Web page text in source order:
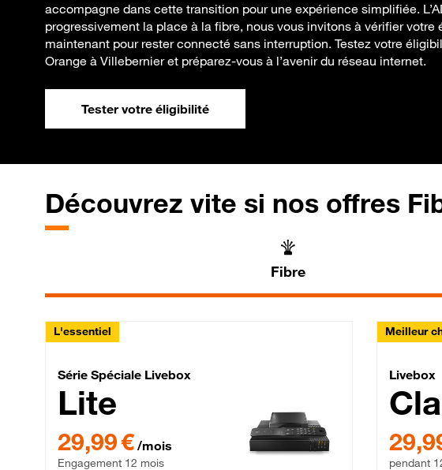
accompagne dans cette transition pour une expérience simplifiée.
progressivement la place à la fibre, nous vous invitons à vérifier votre
maintenant pour rester connecté sans interruption. Testez votre
Orange à Villebernier et préparez-vous à l’avenir du réseau internet.
Tester votre éligibilité
Découvrez vite si nos offres
Fibre
L'essentiel
Série Spéciale Livebox Lite
Série Spéciale Livebox
Lite
29,99 € par mois , Engagement 12 mois
29,99 € /mois
Engagement 12 mois
Meilleur
Livebox
29,99 €
pendant